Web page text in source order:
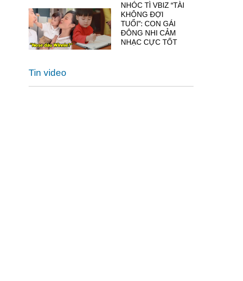
NHÓC TÌ VBIZ “TÀI
KHÔNG ĐỢI
TUỔI”: CON GÁI
ĐÔNG NHI CẢM
NHẠC CỰC TỐT
Tin video